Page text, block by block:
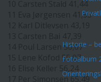
Historie –
Fotoalbum
10 Carsten Stald 41,44
11 Eva Jørgensen 41,53
14 Poul Larsen 50,07
15 Lene Kofod 55,07
17 Per Simonsen 65,49